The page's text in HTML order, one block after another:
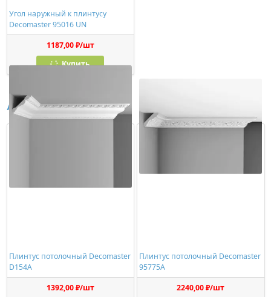
Угол наружный к плинтусу
Decomaster 95016 UN
1187,00 ₽/шт
Купить
Аналоги
Плинтус потолочный Decomaster
D154A
1392,00 ₽/шт
Плинтус потолочный Decomaster
95775A
2240,00 ₽/шт